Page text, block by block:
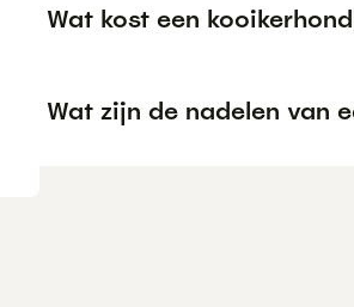
Wat kost een
Wat zijn de nadelen van